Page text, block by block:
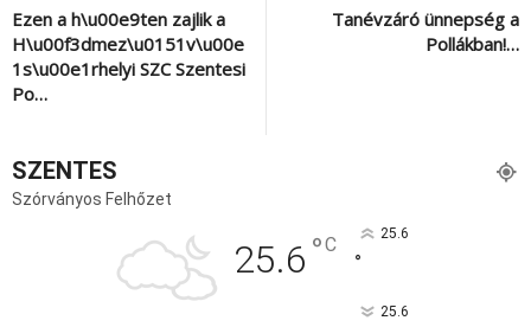
Ezen a h\u00e9ten zajlik a
H\u00f3dmez\u0151v\u00e
1s\u00e1rhelyi SZC Szentesi
Po…
Tanévzáró ünnepség a
Pollákban!…
SZENTES
Szórványos Felhőzet
25.6 °C 25.6
°
25.6